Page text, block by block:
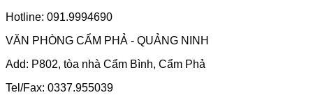
Hotline: 091.9994690
VĂN PHÒNG CẨM PHẢ - QUẢNG NINH
Add: P802, tòa nhà Cẩm Bình, Cẩm Phả
Tel/Fax: 0337.955039